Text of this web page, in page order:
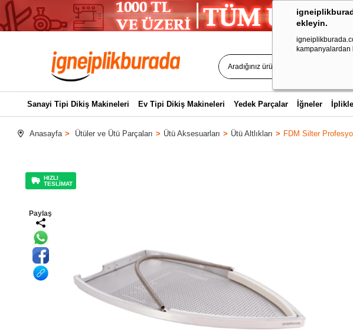
ekleyin.
Sanayi Tipi Dikiş Makineleri Ev Tipi Dikiş Makineleri Yedek Parçalar İğneler
Anasayfa Ütüler ve Ütü Parçaları Ütü Aksesuarları Ütü Altlıkları FDM Silter
HIZLI
TESLİMAT
Paylaş